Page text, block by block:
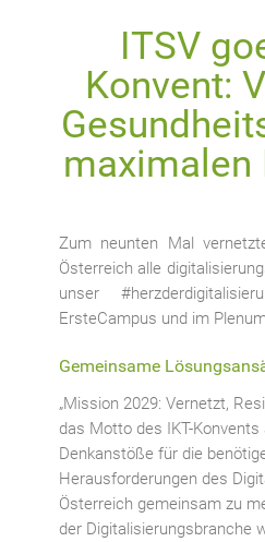
ITSV
Konvent:
Zum neunten Mal
Österreich alle
unser
ErsteCampus und im
Gemeinsame
„Mission 2029: Vernetzt,
das Motto des IKT-
Denkanstöße für die
Herausforderungen des
Österreich gemeinsam zu
der Digitalisierungsbranche